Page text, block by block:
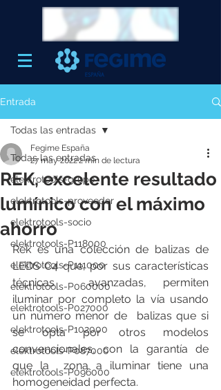
Entrada
Todas las entradas
elektrotools-grupo
elektrotools-proveedor
elektrotools-socio
elektrotools-P118000
elektrotools-P111000
elektrotools-P060000
elektrotools-P027000
elektrotools-P102000
elektrotools-P087000
elektrotools-P096000
Todas las entradas
REK, excelente resultado
lumínico con el máximo
ahorro
Fegime España
27 may 20222 min de lectura
Rek es una colección de balizas de
LEDS C4 que, por sus características
técnicas  avanzadas, permiten
iluminar por completo la vía usando
un número menor de  balizas que si
se opta por otros modelos
convencionales, con la garantía de
que la  zona a iluminar tiene una
homogeneidad perfecta.